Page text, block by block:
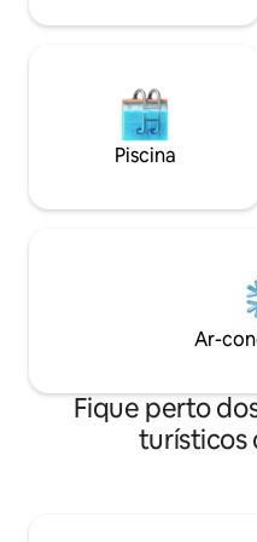
Piscina
Ar-
Fique perto
turísticos